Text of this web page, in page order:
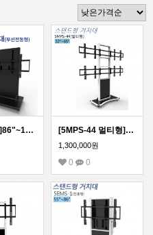
[5EMS-BS]86"~120" 전동형 스탠드 거치대/국내제작! 티비존 신제품! [5MPS-44 멀티형] 멀티모니터 이동형 스탠드 거치대
1,300,000원
0 0